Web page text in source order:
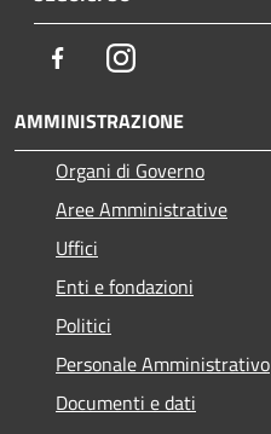
FacebookInstagram
AMMINISTRAZIONE
Organi di Governo
Aree Amministrative
Uffici
Enti e fondazioni
Politici
Personale Amministrativo
Documenti e dati